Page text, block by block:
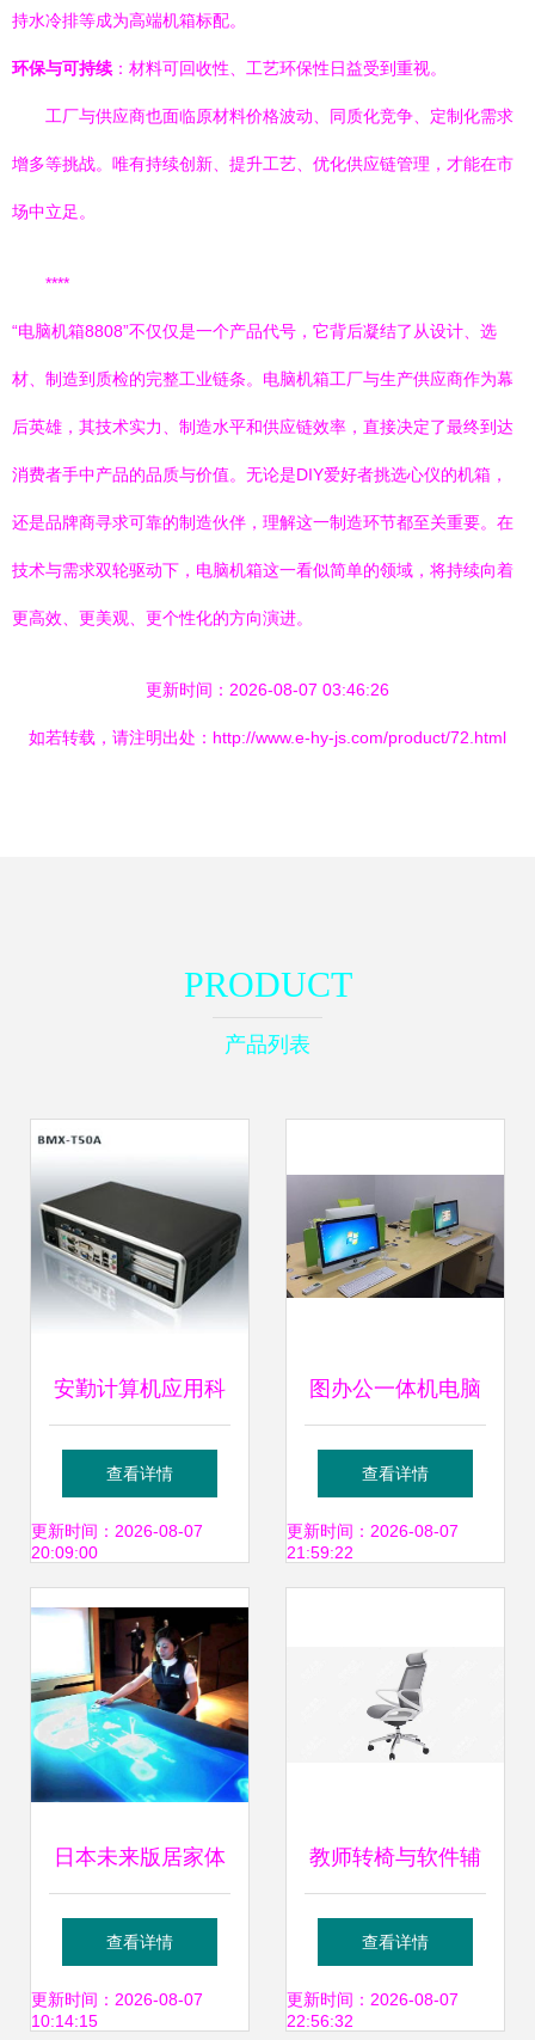
持水冷排等成为高端机箱标配。
环保与可持续：材料可回收性、工艺环保性日益受到重视。
工厂与供应商也面临原材料价格波动、同质化竞争、定制化需求
增多等挑战。唯有持续创新、提升工艺、优化供应链管理，才能在市
场中立足。
****
“电脑机箱8808”不仅仅是一个产品代号，它背后凝结了从设计、选
材、制造到质检的完整工业链条。电脑机箱工厂与生产供应商作为幕
后英雄，其技术实力、制造水平和供应链效率，直接决定了最终到达
消费者手中产品的品质与价值。无论是DIY爱好者挑选心仪的机箱，
还是品牌商寻求可靠的制造伙伴，理解这一制造环节都至关重要。在
技术与需求双轮驱动下，电脑机箱这一看似简单的领域，将持续向着
更高效、更美观、更个性化的方向演进。
更新时间：2026-08-07 03:46:26
如若转载，请注明出处：http://www.e-hy-js.com/product/72.html
PRODUCT
产品列表
安勤计算机应用科
技（上海）产品中
心 一站式计算解决
方案与本地化服务
领导者
查看详情
更新时间：2026-08-07
20:09:00
图办公一体机电脑
深圳厂家直销的优
质选择，软件及辅
查看详情
更新时间：2026-08-07
21:59:22
日本未来版居家体
验 电脑控制与机器
人服务引领智能生
查看详情
更新时间：2026-08-07
10:14:15
教师转椅与软件辅
助设备 提升教学舒
适度的关键选择
查看详情
更新时间：2026-08-07
22:56:32